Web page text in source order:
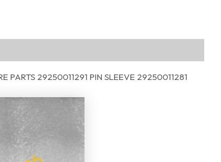
PARTS 29250011291 PIN SLEEVE 29250011281